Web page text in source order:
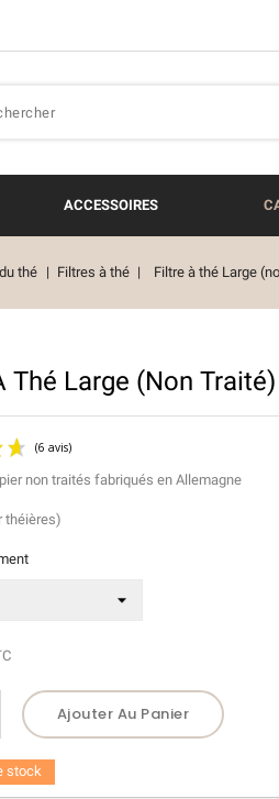
ACCESSOIRES
thé Filtres à thé Filtre à thé Large
Thé Large (non Traité)
non traités fabriqués en Allemagne
théières)
Ajouter Au Panier
stock